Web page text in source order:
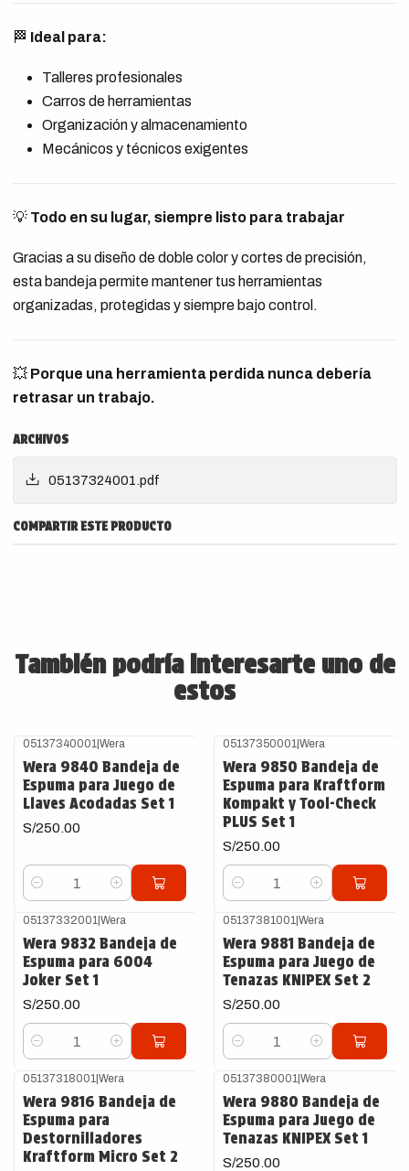
🏁 Ideal para:
Talleres profesionales
Carros de herramientas
Organización y almacenamiento
Mecánicos y técnicos exigentes
💡 Todo en su lugar, siempre listo para trabajar
Gracias a su diseño de doble color y cortes de precisión,
esta bandeja permite mantener tus herramientas
organizadas, protegidas y siempre bajo control.
💥 Porque una herramienta perdida nunca debería
retrasar un trabajo.
ARCHIVOS
05137324001.pdf
COMPARTIR ESTE PRODUCTO
También podría interesarte uno de
estos
05137340001 |Wera
Wera 9840 Bandeja de
Espuma para Juego de
Llaves Acodadas Set 1
S/250.00
Cantidad
05137350001 |Wera
Wera 9850 Bandeja de
Espuma para Kraftform
Kompakt y Tool-Check
PLUS Set 1
S/250.00
Cantidad
05137332001 |Wera
Wera 9832 Bandeja de
Espuma para 6004
Joker Set 1
S/250.00
Cantidad
05137381001 |Wera
Wera 9881 Bandeja de
Espuma para Juego de
Tenazas KNIPEX Set 2
S/250.00
Cantidad
05137318001 |Wera
Wera 9816 Bandeja de
Espuma para
Destornilladores
Kraftform Micro Set 2
05137380001 |Wera
Wera 9880 Bandeja de
Espuma para Juego de
Tenazas KNIPEX Set 1
S/250.00